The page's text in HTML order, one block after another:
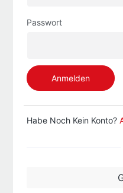
Passwort
Anmelden
Habe Noch Kein Konto?